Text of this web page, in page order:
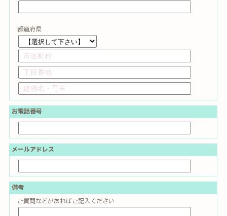
都道府県
お電話番号
メールアドレス
備考
ご質問などがあればご記入ください